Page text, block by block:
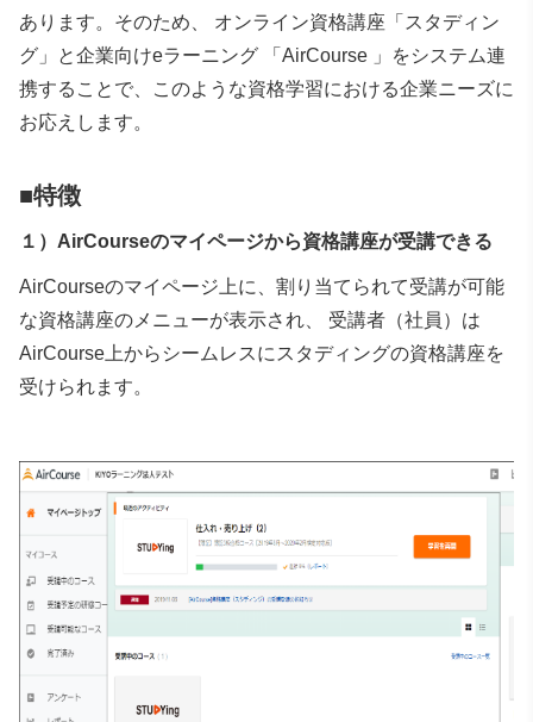
あります。そのため、 オンライン資格講座「スタディン
グ」と企業向けeラーニング 「AirCourse 」をシステム連
携することで、このような資格学習における企業ニーズに
お応えします。
■特徴
１）AirCourseのマイページから資格講座が受講できる
AirCourseのマイページ上に、割り当てられて受講が可能
な資格講座のメニューが表示され、 受講者（社員）は
AirCourse上からシームレスにスタディングの資格講座を
受けられます。